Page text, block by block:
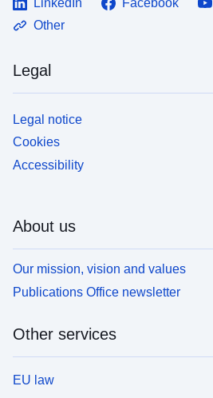
Other
Legal
Legal notice
Cookies
Accessibility
About us
Our mission, vision and values
Publications Office newsletter
Other services
EU law